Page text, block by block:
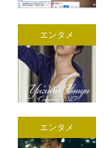
エンタメ
エンタメ